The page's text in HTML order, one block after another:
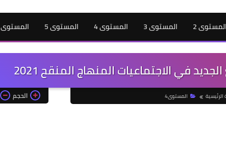
المستوى 2 المستوى 3 المستوى 4 المستوى 5 المستوى 6
في الاجتماعيات المنهاج المنقح 2021
المستوى4 الحجم